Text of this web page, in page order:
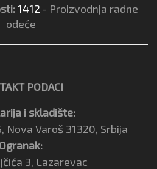
1412 - Proizvodnja radne
odeće
PODACI
i skladište:
Nova Varoš 31320, Srbija
Ogranak:
3, Lazarevac